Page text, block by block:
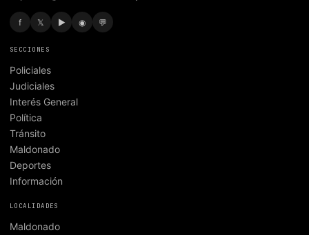
f 𝕏 ▶ ◉ 💬
SECCIONES
Policiales
Judiciales
Interés General
Política
Tránsito
Maldonado
Deportes
Información
LOCALIDADES
Maldonado